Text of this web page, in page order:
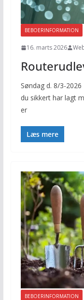
BEBOERINFORMATION
16. marts 2026
Søndag d. 8/3-
du sikkert har lagt
er
Læs mere
BEBOERINFORMATION